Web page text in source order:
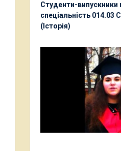
Студенти-випускники
спеціальність 014.03
(Історія)